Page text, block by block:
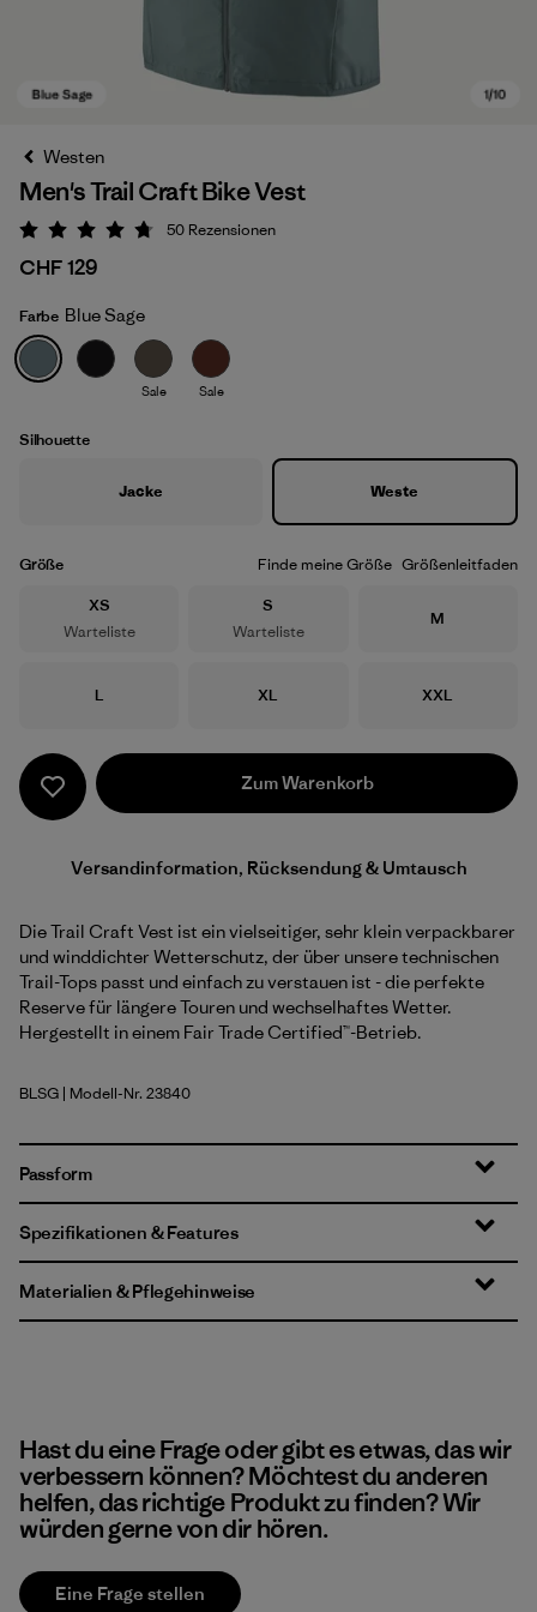
Blue Sage
Westen
Men's Trail Craft Bike Vest
Bewertung: 4.8 / 5
50 Rezensionen
CHF 129
Farbe Blue Sage
Sale Sale
Silhouette
Jacke Weste
Größe Finde meine Größe Größenleitfaden
Größe
XS
Warteliste
Größe
S
Warteliste
Größe
M
Größe
L Größe
XL Größe
XXL
Zum Warenkorb
Versandinformation, Rücksendung & Umtausch
Die Trail Craft Vest ist ein vielseitiger, sehr klein verpackbarer
und winddichter Wetterschutz, der über unsere technischen
Trail-Tops passt und einfach zu verstauen ist - die perfekte
Reserve für längere Touren und wechselhaftes Wetter.
Hergestellt in einem Fair Trade Certified™-Betrieb.
Blue Sage
BLSG | Modell-Nr. 23840
Passform
Spezifikationen & Features
Materialien & Pflegehinweise
Hast du eine Frage oder gibt es etwas, das wir
verbessern können? Möchtest du anderen
helfen, das richtige Produkt zu finden? Wir
würden gerne von dir hören.
Eine Frage stellen